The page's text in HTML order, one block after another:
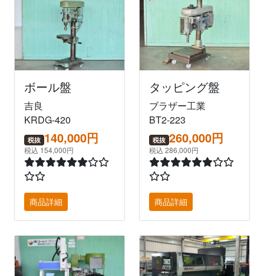
ボール盤
吉良
KRDG-420
税抜 140,000円
税込 154,000円
商品詳細
タッピング盤
ブラザー工業
BT2-223
税抜 260,000円
税込 286,000円
商品詳細